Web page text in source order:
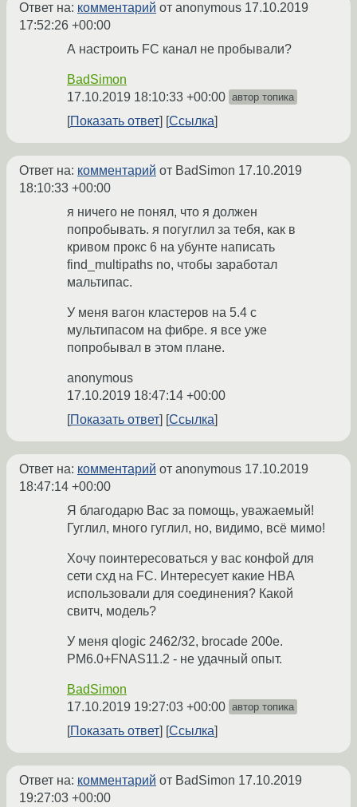
Ответ на: комментарий от anonymous 17.10.2019
17:52:26 +00:00
А настроить FC канал не пробывали?
BadSimon
17.10.2019 18:10:33 +00:00 автор топика
Показать ответ Ссылка
Ответ на: комментарий от BadSimon 17.10.2019
18:10:33 +00:00
я ничего не понял, что я должен
попробывать. я погуглил за тебя, как в
кривом прокс 6 на убунте написать
find_multipaths no, чтобы заработал
мальтипас.
У меня вагон кластеров на 5.4 с
мультипасом на фибре. я все уже
попробывал в этом плане.
anonymous
17.10.2019 18:47:14 +00:00
Показать ответ
Ссылка
Ответ на: комментарий от anonymous 17.10.2019
18:47:14 +00:00
Я благодарю Вас за помощь, уважаемый!
Гуглил, много гуглил, но, видимо, всё мимо!
Хочу поинтересоваться у вас конфой для
сети схд на FC. Интересует какие HBA
использовали для соединения? Какой
свитч, модель?
У меня qlogic 2462/32, brocade 200e.
PM6.0+FNAS11.2 - не удачный опыт.
BadSimon
17.10.2019 19:27:03 +00:00 автор топика
Показать ответ Ссылка
Ответ на: комментарий от BadSimon 17.10.2019
19:27:03 +00:00